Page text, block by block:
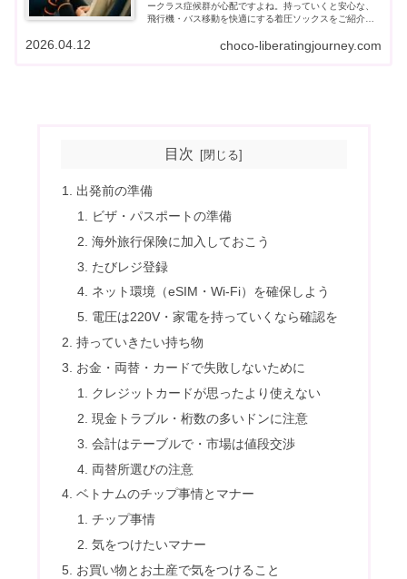
ークラス症候群が心配ですよね。持っていくと安心な、
飛行機・バス移動を快適にする着圧ソックスをご紹介し
choco-liberatingjourney.com
2026.04.12
目次
出発前の準備
ビザ・パスポートの準備
海外旅行保険に加入しておこう
たびレジ登録
ネット環境（eSIM・Wi-Fi）を確保しよう
電圧は220V・家電を持っていくなら確認を
持っていきたい持ち物
お金・両替・カードで失敗しないために
クレジットカードが思ったより使えない
現金トラブル・桁数の多いドンに注意
会計はテーブルで・市場は値段交渉
両替所選びの注意
ベトナムのチップ事情とマナー
チップ事情
気をつけたいマナー
お買い物とお土産で気をつけること